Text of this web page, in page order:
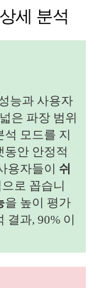
세 분석
능과 사용자
은 파장 범위
모드를 지
동안 안정적
용자들이 쉬
로 꼽습니
을 높이 평가
결과, 90% 이